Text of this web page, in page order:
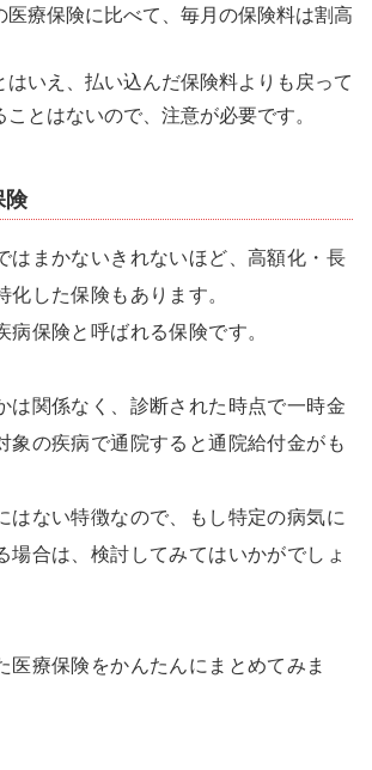
医療保険に比べて、毎月の保険料は割高
はいえ、払い込んだ保険料よりも戻って
ことはないので、注意が必要です。
険
はまかないきれないほど、高額化・長
化した保険もあります。
病保険と呼ばれる保険です。
は関係なく、診断された時点で一時金
象の疾病で通院すると通院給付金がも
はない特徴なので、もし特定の病気に
場合は、検討してみてはいかがでしょ
医療保険をかんたんにまとめてみま